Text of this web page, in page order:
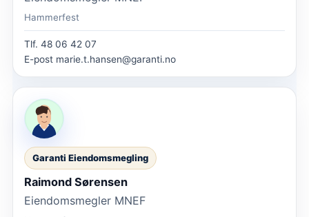
Hammerfest
Tlf. 48 06 42 07
E-post marie.t.hansen@garanti.no
Garanti Eiendomsmegling
Raimond Sørensen
Eiendomsmegler MNEF